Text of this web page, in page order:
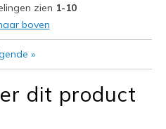
to size
for Wearing
zien 1-10
boven
»
dit product